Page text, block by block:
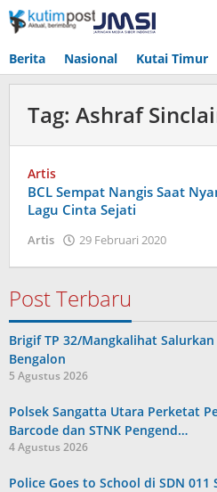
Lewati
ke
Berita Nasional Kutai Timur
Tag: Ashraf
Artis
BCL Sempat Nangis Saat
Lagu Cinta Sejati
Artis 29 Februari 2020
Post Terbaru
Brigif TP 32/Mangkalihat
Bengalon
5 Agustus 2026
Polsek Sangatta Utara Perketat
Barcode dan STNK Pengend…
4 Agustus 2026
Police Goes to School di SDN